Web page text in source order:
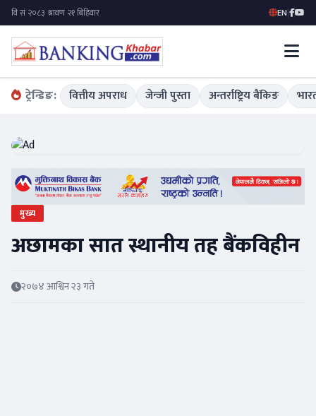
EN|
ट्रेन्डिङ: वित्तीय अपराध जेन्जी पुस्ता अन्तर्राष्ट्रिय बैंकिङ
मुख्य
अछामका सात स्थानीय तह बैंकविहीन
२०७४ आश्विन २३ गते